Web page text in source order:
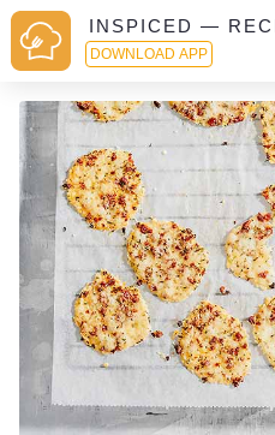
INSPICED —
DOWNLOAD APP